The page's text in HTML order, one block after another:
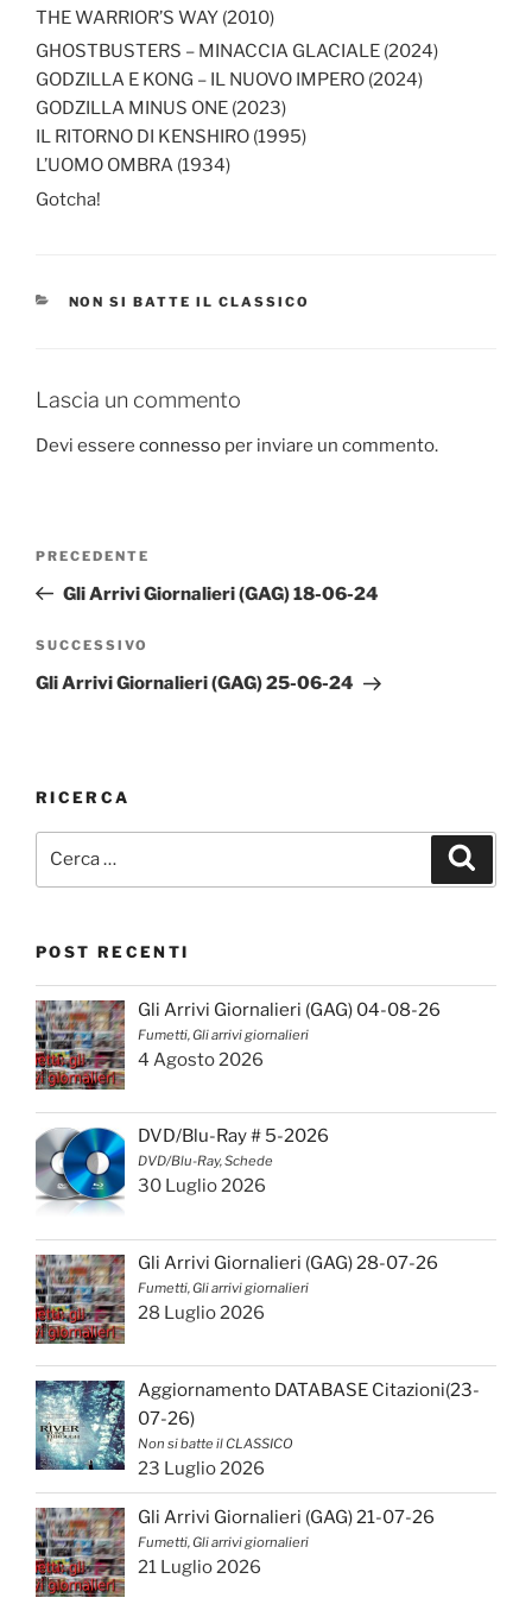
THE WARRIOR’S WAY (2010)
GHOSTBUSTERS – MINACCIA GLACIALE (2024)
GODZILLA E KONG – IL NUOVO IMPERO (2024)
GODZILLA MINUS ONE (2023)
IL RITORNO DI KENSHIRO (1995)
L’UOMO OMBRA (1934)
Gotcha!
CATEGORIE
NON SI BATTE IL CLASSICO
Lascia un commento
Devi essere connesso per inviare un commento.
Articolo
precedente:
PRECEDENTE
Gli Arrivi Giornalieri (GAG) 18-06-24
Articolo
successivo
SUCCESSIVO
Gli Arrivi Giornalieri (GAG) 25-06-24
RICERCA
POST RECENTI
Gli Arrivi Giornalieri (GAG) 04-08-26
Fumetti, Gli arrivi giornalieri
4 Agosto 2026
DVD/Blu-Ray # 5-2026
DVD/Blu-Ray, Schede
30 Luglio 2026
Gli Arrivi Giornalieri (GAG) 28-07-26
Fumetti, Gli arrivi giornalieri
28 Luglio 2026
Aggiornamento DATABASE Citazioni(23-
07-26)
Non si batte il CLASSICO
23 Luglio 2026
Gli Arrivi Giornalieri (GAG) 21-07-26
Fumetti, Gli arrivi giornalieri
21 Luglio 2026